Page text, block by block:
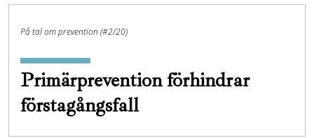
På tal om prevention (#2/20)
Primärprevention förhindrar
förstagångsfall